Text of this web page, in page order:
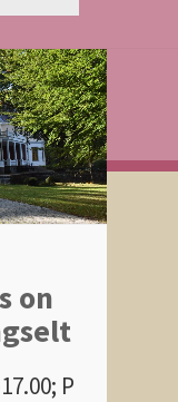
on
P